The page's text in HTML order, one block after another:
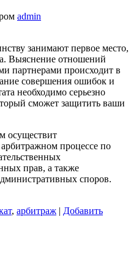
admin
занимают первое место,
Выяснение отношений
партнерами происходит в
совершения ошибок и
необходимо серьезно
сможет защитить ваши
осуществит
процессе по
прав, а также
споров.
, арбитраж | Добавить